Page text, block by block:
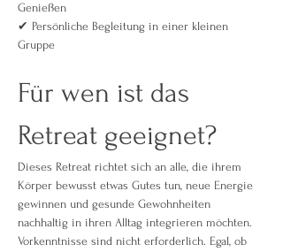
Genießen
✔ Persönliche Begleitung in einer kleinen
Gruppe
Für wen ist das
Retreat geeignet?
Dieses Retreat richtet sich an alle, die ihrem
Körper bewusst etwas Gutes tun, neue Energie
gewinnen und gesunde Gewohnheiten
nachhaltig in ihren Alltag integrieren möchten.
Vorkenntnisse sind nicht erforderlich. Egal, ob